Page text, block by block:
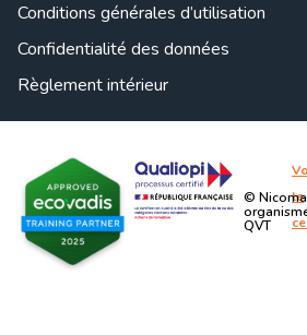
Conditions générales d’utilisation
Confidentialité des données
Règlement intérieur
le
©
QVT